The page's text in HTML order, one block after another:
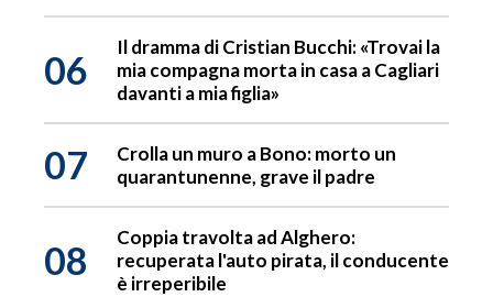
06
Il dramma di Cristian Bucchi: «Trovai la
mia compagna morta in casa a Cagliari
davanti a mia figlia»
07
Crolla un muro a Bono: morto un
quarantunenne, grave il padre
08
Coppia travolta ad Alghero:
recuperata l'auto pirata, il conducente
è irreperibile